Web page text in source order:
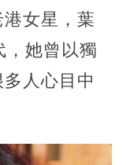
女星，葉
，她曾以獨
人心目中